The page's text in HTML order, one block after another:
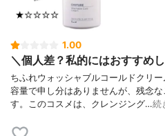
1.00
＼個人差？私的にはおすすめ
ちふれウォッシャブルコールドクリ
容量で申し分はありませんが、残念
す。このコスメは、クレンジング…続